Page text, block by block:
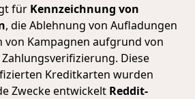
für Kennzeichnung von
, die Ablehnung von Aufladungen
von Kampagnen aufgrund von
Diese
Kreditkarten wurden
Zwecke entwickelt Reddit-